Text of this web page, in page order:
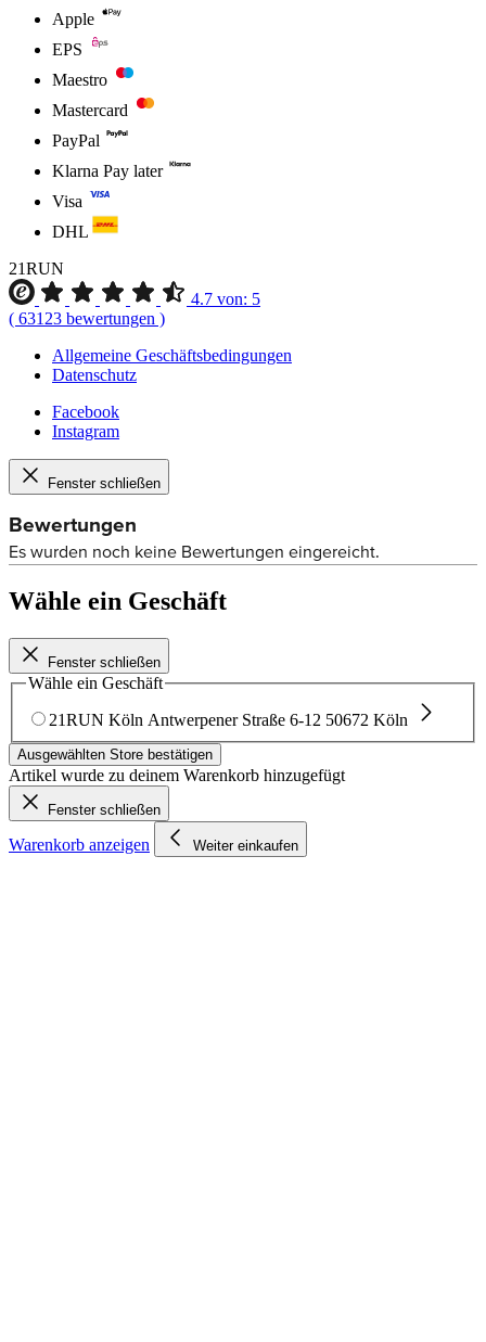
Apple
EPS
Maestro
Mastercard
PayPal
Klarna Pay later
Visa
DHL
21RUN
4.7 von: 5
( 63123 bewertungen )
Allgemeine Geschäftsbedingungen
Datenschutz
Facebook
Instagram
Fenster schließen
Wähle ein Geschäft
Fenster schließen
Wähle ein Geschäft
21RUN Köln Antwerpener Straße 6-12 50672 Köln
Ausgewählten Store bestätigen
Artikel wurde zu deinem Warenkorb hinzugefügt
Fenster schließen
Warenkorb anzeigen Weiter einkaufen